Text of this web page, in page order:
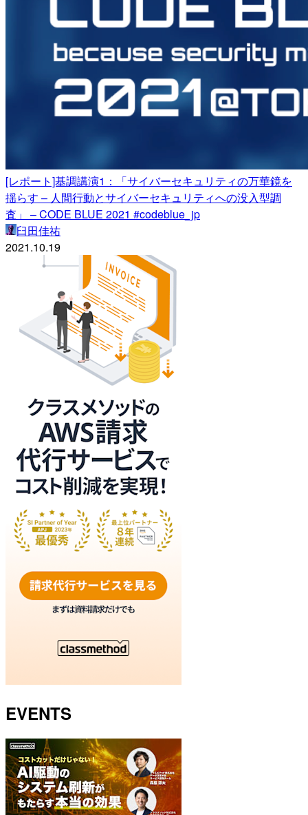
[レポート]基調講演1：「サイバーセキュリティの万華鏡を
揺らす – 人間行動とサイバーセキュリティへの没入型調
査」 – CODE BLUE 2021 #codeblue_jp
臼田佳祐
2021.10.19
EVENTS